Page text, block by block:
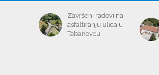
Završeni radovi na
asfaltiranju ulica u
Tabanovcu